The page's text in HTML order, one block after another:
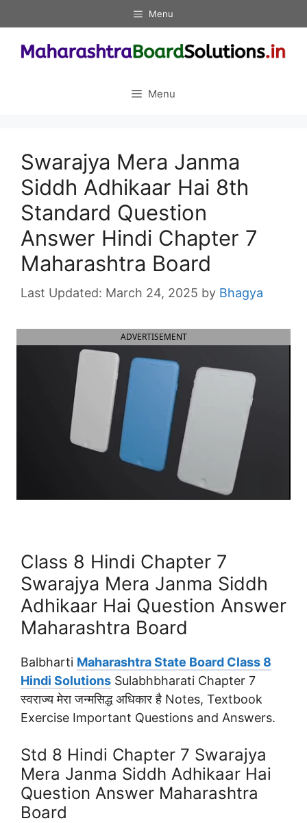
to
content
Menu
Menu
Swarajya Mera Janma
Siddh Adhikaar Hai 8th
Standard Question
Answer Hindi Chapter 7
Maharashtra Board
March 24, 2025 by Bhagya
ADVERTISEMENT
Class 8 Hindi Chapter 7
Swarajya Mera Janma Siddh
Adhikaar Hai Question Answer
Maharashtra Board
Balbharti Maharashtra State Board Class 8
Hindi Solutions Sulabhbharati Chapter 7
स्‍वराज्‍य मेरा जन्मसिद्ध अधिकार है Notes, Textbook
Exercise Important Questions and Answers.
Std 8 Hindi Chapter 7 Swarajya
Mera Janma Siddh Adhikaar Hai
Question Answer Maharashtra
Board